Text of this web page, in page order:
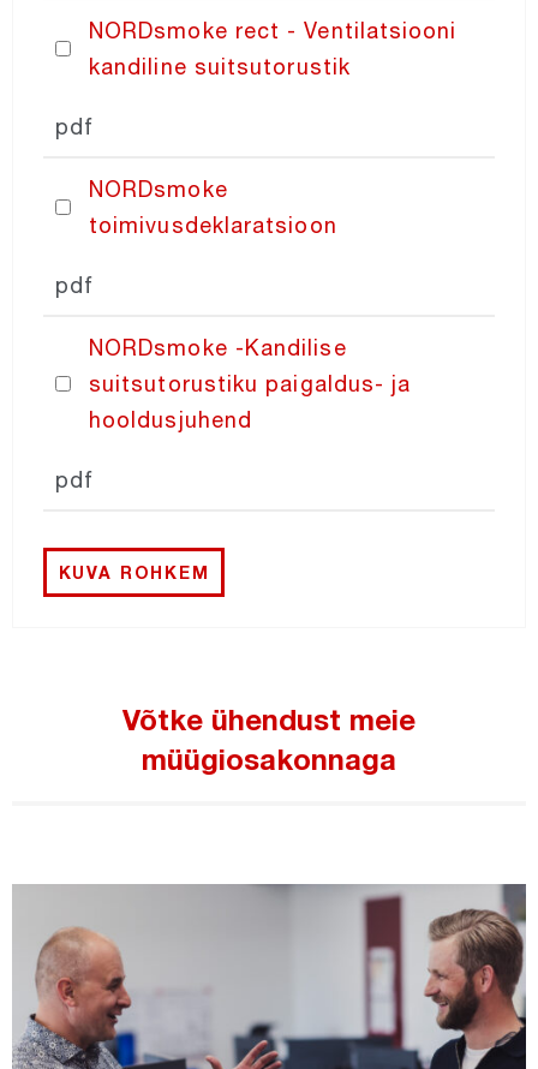
NORDcontrol
PRICING
NORDsmoke rect - Ventilatsiooni
kandiline suitsutorustik
pdf
NORDsmoke
toimivusdeklaratsioon
pdf
NORDsmoke -Kandilise
suitsutorustiku paigaldus- ja
hooldusjuhend
pdf
KUVA ROHKEM
Võtke ühendust meie
müügiosakonnaga